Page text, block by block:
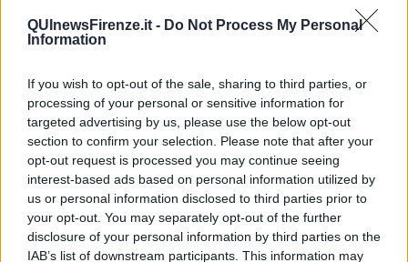
QUInewsFirenze.it - Do Not Process My Personal
Information
If you wish to opt-out of the sale, sharing to third parties, or
processing of your personal or sensitive information for
targeted advertising by us, please use the below opt-out
section to confirm your selection. Please note that after your
opt-out request is processed you may continue seeing
interest-based ads based on personal information utilized by
us or personal information disclosed to third parties prior to
your opt-out. You may separately opt-out of the further
disclosure of your personal information by third parties on the
IAB’s list of downstream participants. This information may
FIRENZE —All'operazione pulizia effettuata con acqua, solventi
speciali, spazzole e vernice anche l’assessore comunale
all’ambienteAlessia BettinieGiorgio Moretti, presidente della
Fondazione Angeli del Bello.
«Continua il percorso di pulitura della città – ha sottolineato
l’assessore Bettini – All’assemblea in Oltrarno, lo scorso gennaio,
avevamo detto che il 7 febbraio saremmo venuti a togliere le scritte